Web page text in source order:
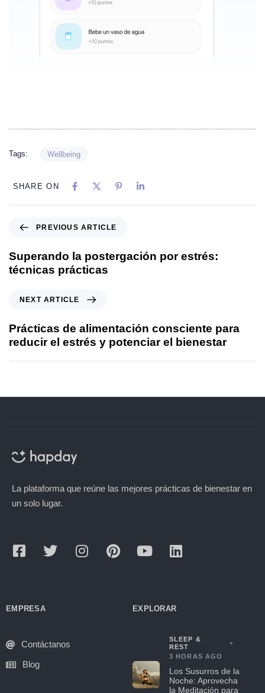
Tags: Wellbeing
SHARE ON
PREVIOUS ARTICLE
Superando la postergación por estrés:
técnicas prácticas
NEXT ARTICLE
Prácticas de alimentación consciente para
reducir el estrés y potenciar el bienestar
La plataforma que reúne las mejores prácticas de bienestar en
un solo lugar.
EMPRESA
Contáctanos
Blog
EXPLORAR
SLEEP &
REST
3 HORAS AGO
Los Susurros de la
Noche: Aprovecha
la Meditación para